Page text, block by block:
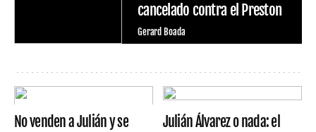
cancelado contra el Preston
Gerard Boada
No venden a Julián y se
Julián Álvarez o nada: el